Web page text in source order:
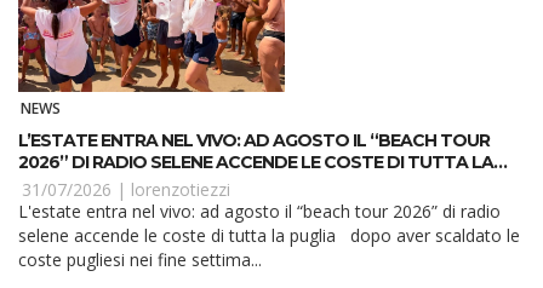
NEWS
L’ESTATE ENTRA NEL VIVO: AD AGOSTO IL “BEACH TOUR
2026” DI RADIO SELENE ACCENDE LE COSTE DI TUTTA LA
PUGLIA
31/07/2026 | lorenzotiezzi
L'estate entra nel vivo: ad agosto il “beach tour 2026” di radio
selene accende le coste di tutta la puglia dopo aver scaldato le
coste pugliesi nei fine settima...